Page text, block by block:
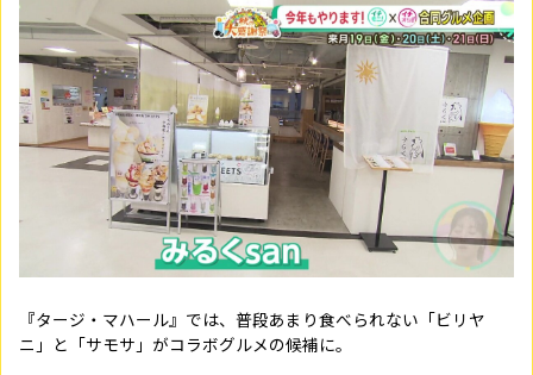
『タージ・マハール』では、普段あまり食べられない「ビリヤ
ニ」と「サモサ」がコラボグルメの候補に。